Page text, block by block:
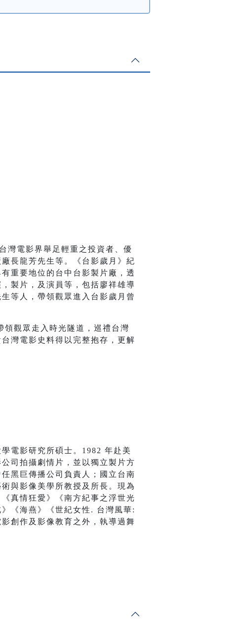
電影界舉足輕重之投資者、優
長龍芳先生等。《台影歲月》紀
重要地位的台中台影製片廠，透
製片，及演員等，包括廖祥雄導
等人，帶領觀眾進入台影歲月曾
觀眾走入時光隧道，巡禮台灣
灣電影史料得以完整抱存，更解
電影研究所碩士。1982 年赴美
司拍攝劇情片，並以獨立製片方
黑巨傳播公司負責人；國立台南
與影像美學所教授及所長。現為
真情狂愛》《南方紀事之浮世光
《海燕》《世紀女性. 台灣風華:
創作及影像教育之外，執導過舞